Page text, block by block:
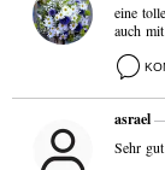
eine
auch
asrael—
Sehr